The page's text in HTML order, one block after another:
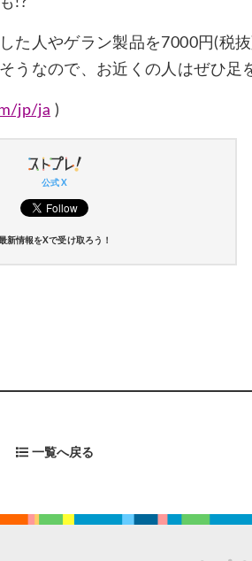
た人やゲラン製品を7000円(税
うなので、お近くの人はぜひ足
jp/ja )
公式 X
新情報をXで受け取ろう！
一覧へ戻る